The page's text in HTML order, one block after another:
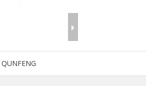
QUNFENG